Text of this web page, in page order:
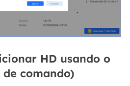
HD usando o
comando)